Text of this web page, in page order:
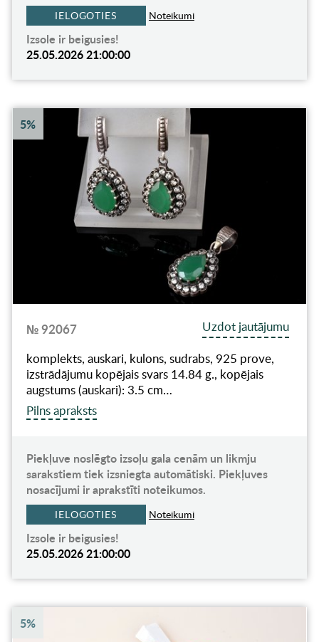
IELOGOTIES Noteikumi
Izsole ir beigusies!
25.05.2026 21:00:00
5%
№ 92067
Uzdot jautājumu
komplekts, auskari, kulons, sudrabs, 925 prove,
izstrādājumu kopējais svars 14.84 g., kopējais
augstums (auskari): 3.5 cm…
Pilns apraksts
Piekļuve noslēgto izsoļu gala cenām un likmju
sarakstiem tiek izsniegta automātiski. Piekļuves
nosacījumi ir aprakstīti noteikumos.
IELOGOTIES Noteikumi
Izsole ir beigusies!
25.05.2026 21:00:00
5%